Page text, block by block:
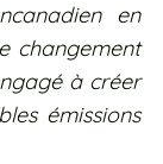
en
changement
à créer
émissions